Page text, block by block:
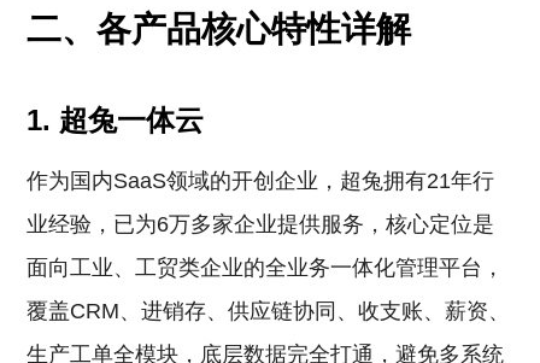
二、各产品核心特性详解
1. 超兔一体云
作为国内SaaS领域的开创企业，超兔拥有21年行
业经验，已为6万多家企业提供服务，核心定位是
面向工业、工贸类企业的全业务一体化管理平台，
覆盖CRM、进销存、供应链协同、收支账、薪资、
生产工单全模块，底层数据完全打通，避免多系统